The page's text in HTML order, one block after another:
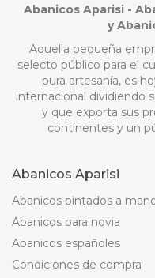
Abanicos Aparisi -
y
Aquella pequeña
selecto público para el
pura artesanía, es
internacional dividiendo
y que exporta sus
continentes y un
Abanicos Aparisi
Abanicos pintados a
Abanicos para novia
Abanicos españoles
Condiciones de compra